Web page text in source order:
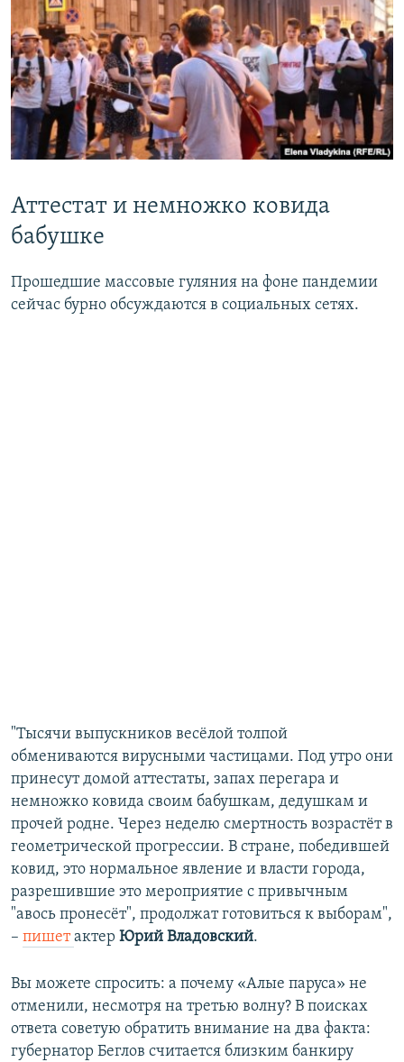
Аттестат и немножко ковида
бабушке
Прошедшие массовые гуляния на фоне пандемии
сейчас бурно обсуждаются в социальных сетях.
"Тысячи выпускников весёлой толпой
обмениваются вирусными частицами. Под утро они
принесут домой аттестаты, запах перегара и
немножко ковида своим бабушкам, дедушкам и
прочей родне. Через неделю смертность возрастёт в
геометрической прогрессии. В стране, победившей
ковид, это нормальное явление и власти города,
разрешившие это мероприятие с привычным
"авось пронесёт", продолжат готовиться к выборам",
– пишетактер Юрий Владовский.
Вы можете спросить: а почему «Алые паруса» не
отменили, несмотря на третью волну? В поисках
ответа советую обратить внимание на два факта:
губернатор Беглов считается близким банкиру